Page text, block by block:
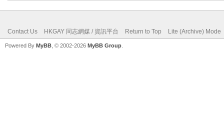
Contact Us HKGAY 同志網媒 / 資訊平台 Return to Top Lite (Archive) Mode
Powered By MyBB , © 2002-2026 MyBB Group